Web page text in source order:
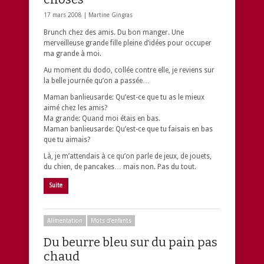
17 mars 2008 | Martine Gingras
Brunch chez des amis. Du bon manger. Une
merveilleuse grande fille pleine d’idées pour occuper
ma grande à moi.
Au moment du dodo, collée contre elle, je reviens sur
la belle journée qu’on a passée…
Maman banlieusarde: Qu’est-ce que tu as le mieux
aimé chez les amis?
Ma grande: Quand moi étais en bas.
Maman banlieusarde: Qu’est-ce que tu faisais en bas
que tu aimais?
Là, je m’attendais à ce qu’on parle de jeux, de jouets,
du chien, de pancakes… mais non. Pas du tout.
Suite
Alimentation Mots d'enfants
Du beurre bleu sur du pain pas
chaud